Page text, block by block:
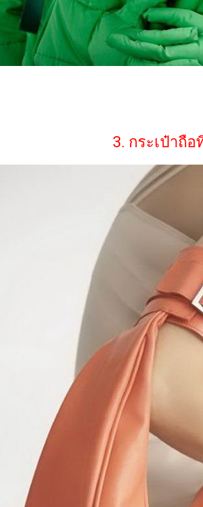
3. กระเป๋าถื